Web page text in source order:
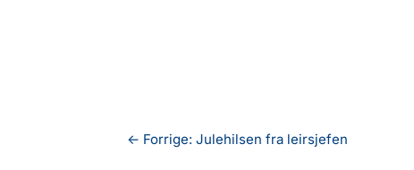
← Forrige: Julehilsen fra leirsjefen